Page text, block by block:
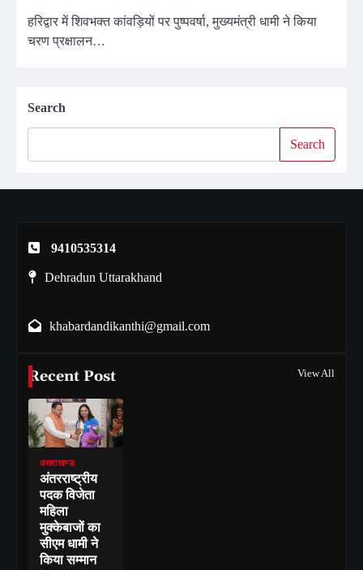
हरिद्वार में शिवभक्त कांवड़ियों पर पुष्पवर्षा, मुख्यमंत्री धामी ने किया
चरण प्रक्षालन…
Search
Search
9410535314
Dehradun Uttarakhand
khabardandikanthi@gmail.com
Recent Post View All
उत्तराखण्ड
अंतरराष्ट्रीय
पदक विजेता
महिला
मुक्केबाजों का
सीएम धामी ने
किया सम्मान